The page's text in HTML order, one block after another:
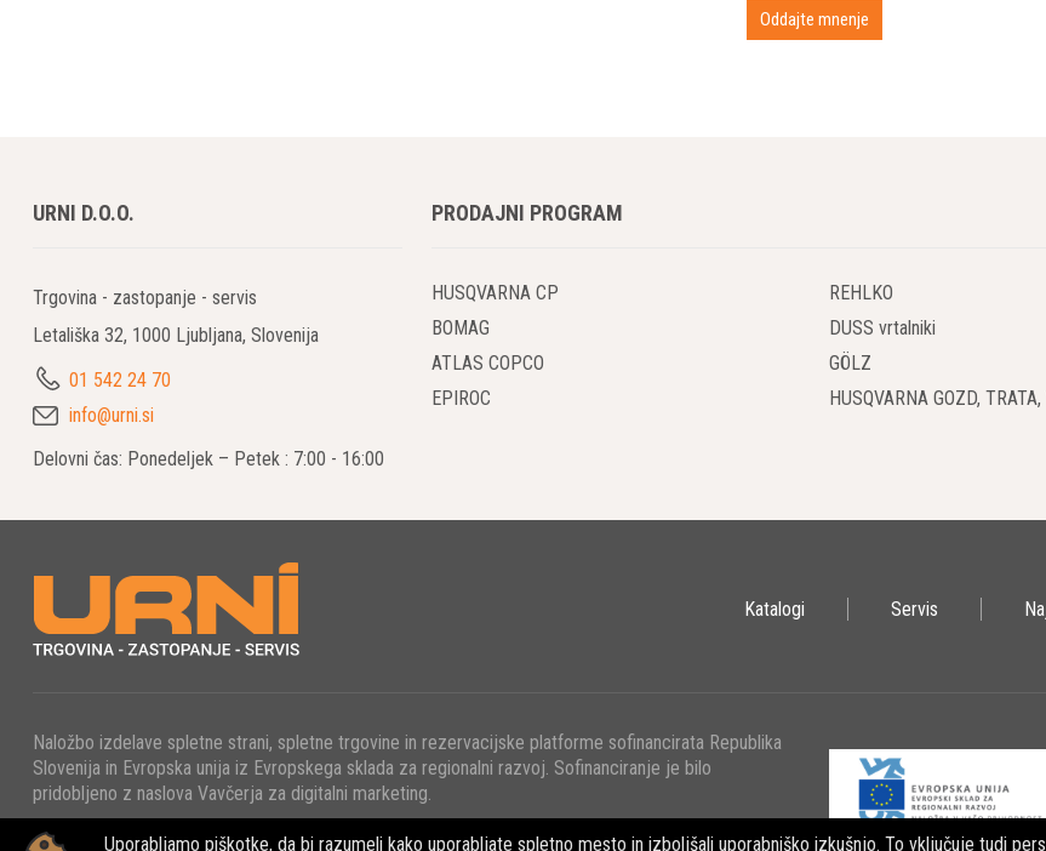
Uporabljamo piškotke, da bi razumeli kako uporabljate spletno mesto in izboljšali uporabniško izkušnjo. To vključuje tudi
URNI D.O.O.
Trgovina - zastopanje - servis
Letališka 32, 1000 Ljubljana, Slovenija
01 542 24 70
info@urni.si
Delovni čas: Ponedeljek – Petek : 7:00 - 16:00
PRODAJNI PROGRAM
HUSQVARNA CP
BOMAG
ATLAS COPCO
EPIROC
REHLKO
DUSS vrtalniki
GÖLZ
HUSQVARNA GOZD, TRATA,
Katalogi Servis
Naložbo izdelave spletne strani, spletne trgovine in rezervacijske platforme sofinancirata Republika
Slovenija in Evropska unija iz Evropskega sklada za regionalni razvoj. Sofinanciranje je bilo
pridobljeno z naslova Vavčerja za digitalni marketing.